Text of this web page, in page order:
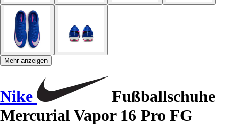
Mehr anzeigen
Nike
Fußballschuhe
Mercurial Vapor 16 Pro FG